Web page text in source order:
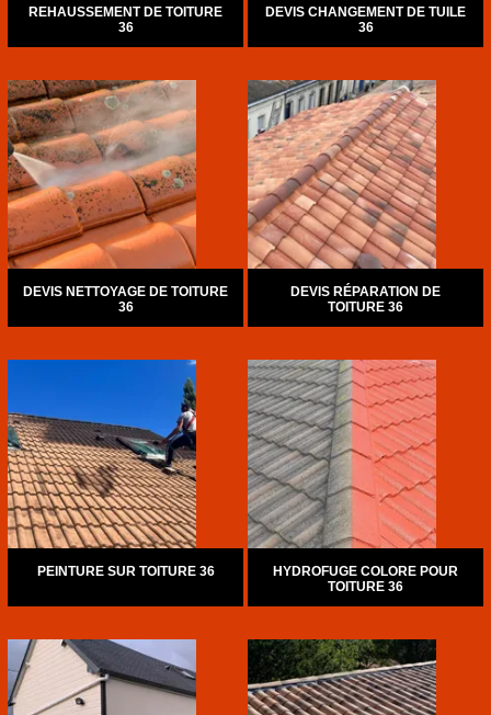
REHAUSSEMENT DE TOITURE
36
DEVIS CHANGEMENT DE TUILE
36
DEVIS NETTOYAGE DE TOITURE
36
DEVIS RÉPARATION DE
TOITURE 36
PEINTURE SUR TOITURE 36
HYDROFUGE COLORE POUR
TOITURE 36